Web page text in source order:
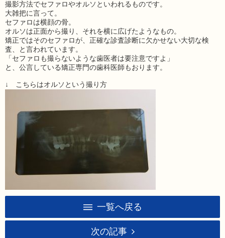
撮影方法でセファロやオルソといわれるものです。
大雑把に言って。
セファロは横顔の骨。
オルソは正面から撮り、それを横に広げたようなもの。
矯正ではそのセファロが、正確な診査診断に欠かせない大切な検
査、と言われています。
「セファロも撮らないような歯医者は要注意ですよ」
と、公言している矯正専門の歯科医師もおります。
↓ こちらはオルソという撮り方
一覧へ戻る
次の記事